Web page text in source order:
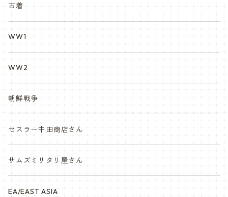
REPRO レプロ
米軍放出品ブーツ
Nyat Mil ニャットミル
カスタム KURI
VietnamEra ウエア
Vietnam ジャングルブーツ
ナム戦装備類/ポーチ・ベルト・小物・ヘルメット等
NURES
古着
WW1
WW2
朝鮮戦争
セスラー中田商店さん
サムズミリタリ屋さん
EA/EAST ASIA